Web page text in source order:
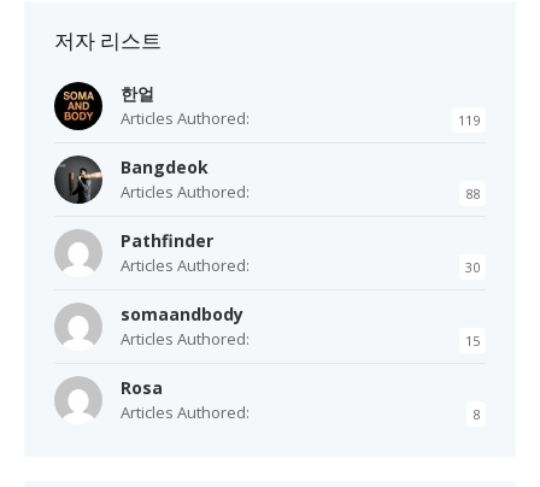
저자 리스트
한얼
Articles Authored: 119
Bangdeok
Articles Authored: 88
Pathfinder
Articles Authored: 30
somaandbody
Articles Authored: 15
Rosa
Articles Authored: 8